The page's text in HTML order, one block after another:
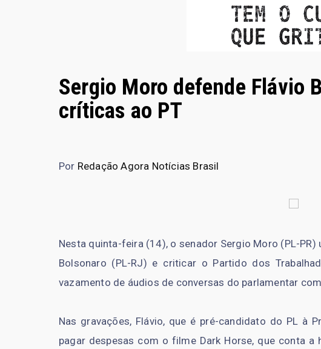
Sergio Moro defende Flávio
críticas ao PT
Por Redação Agora Notícias Brasil
Nesta quinta-feira (14), o senador Sergio Moro (PL-
Bolsonaro (PL-RJ) e criticar o Partido dos
vazamento de áudios de conversas do parlamentar
Nas gravações, Flávio, que é pré-candidato do PL à
pagar despesas com o filme Dark Horse, que conta